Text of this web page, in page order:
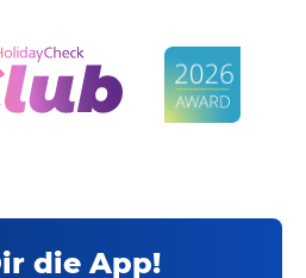
die App!